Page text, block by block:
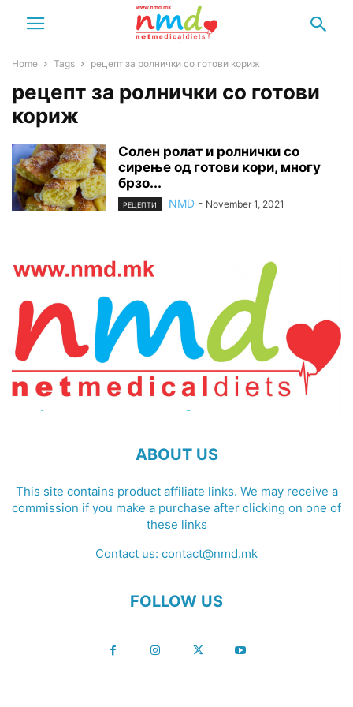
Home Tags рецепт за ролнички со готови кориж
рецепт за ролнички со готови
кориж
Солен ролат и ролнички со
сирење од готови кори, многу
брзо...
РЕЦЕПТИ NMD - November 1, 2021
ABOUT US
This site contains product affiliate links. We may receive a
commission if you make a purchase after clicking on one of
these links
Contact us: contact@nmd.mk
FOLLOW US